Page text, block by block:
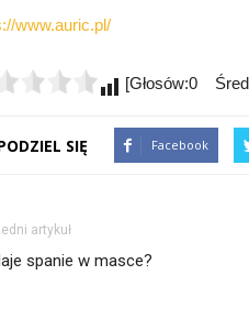
www.auric.pl/
[Głosów:0
SIĘ Facebook
artykuł
spanie w masce?